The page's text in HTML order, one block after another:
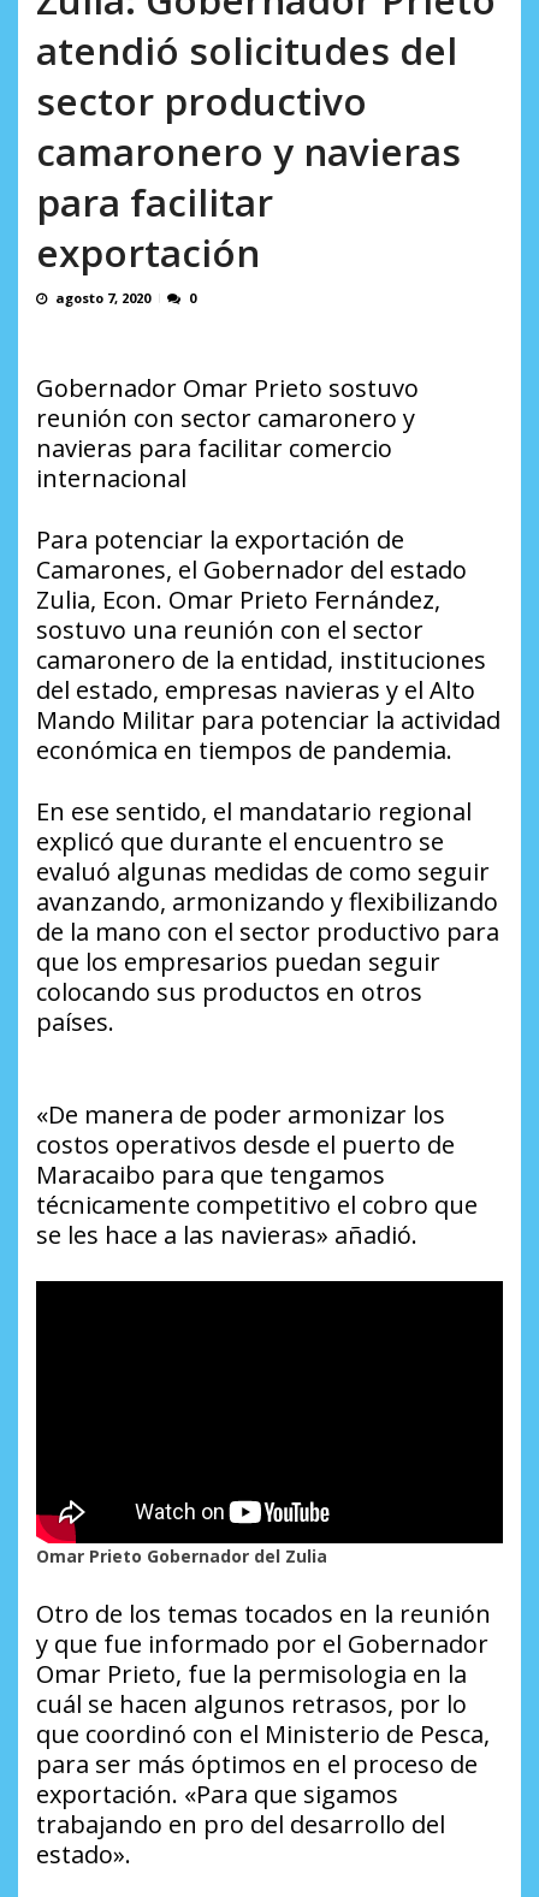
atendió solicitudes del
sector productivo
camaronero y navieras
para facilitar
exportación
agosto 7, 2020 0
Gobernador Omar Prieto sostuvo
reunión con sector camaronero y
navieras para facilitar comercio
internacional
Para potenciar la exportación de
Camarones, el Gobernador del estado
Zulia, Econ. Omar Prieto Fernández,
sostuvo una reunión con el sector
camaronero de la entidad, instituciones
del estado, empresas navieras y el Alto
Mando Militar para potenciar la actividad
económica en tiempos de pandemia.
En ese sentido, el mandatario regional
explicó que durante el encuentro se
evaluó algunas medidas de como seguir
avanzando, armonizando y flexibilizando
de la mano con el sector productivo para
que los empresarios puedan seguir
colocando sus productos en otros
países.
«De manera de poder armonizar los
costos operativos desde el puerto de
Maracaibo para que tengamos
técnicamente competitivo el cobro que
se les hace a las navieras» añadió.
Omar Prieto Gobernador del Zulia
Otro de los temas tocados en la reunión
y que fue informado por el Gobernador
Omar Prieto, fue la permisologia en la
cuál se hacen algunos retrasos, por lo
que coordinó con el Ministerio de Pesca,
para ser más óptimos en el proceso de
exportación. «Para que sigamos
trabajando en pro del desarrollo del
estado».